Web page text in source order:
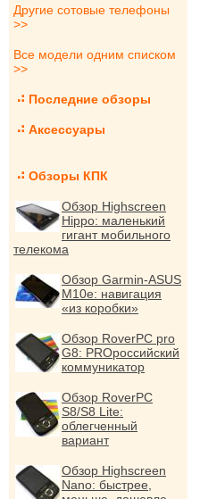
Другие сотовые телефоны
>>
Все модели одним списком
>>
Последние обзоры
Аксессуары
Обзоры КПК
Обзор Highscreen
Hippo: маленький
гигант мобильного
телекома
Обзор Garmin-ASUS
M10e: навигация
«из коробки»
Обзор RoverPC pro
G8: PROроссийский
коммуникатор
Обзор RoverPC
S8/S8 Lite:
облегченный
вариант
Обзор Highscreen
Nano: быстрее,